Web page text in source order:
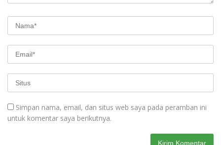
Simpan nama, email, dan situs web saya pada peramban ini
untuk komentar saya berikutnya.